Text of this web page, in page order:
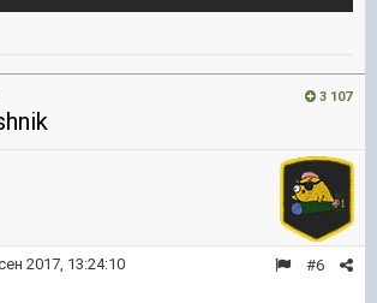
3 107
#6
2017, 13:24:10